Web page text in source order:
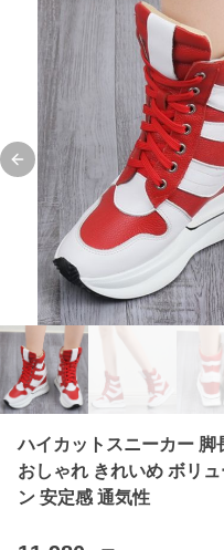
Previous slide
ハイカットスニーカー 脚
おしゃれ きれいめ ボリ
ン 安定感 通気性